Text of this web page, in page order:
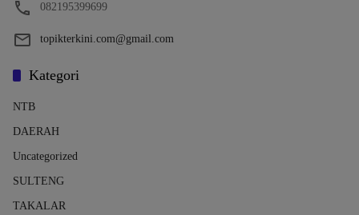
082195399699
topikterkini.com@gmail.com
Kategori
NTB
DAERAH
Uncategorized
SULTENG
TAKALAR